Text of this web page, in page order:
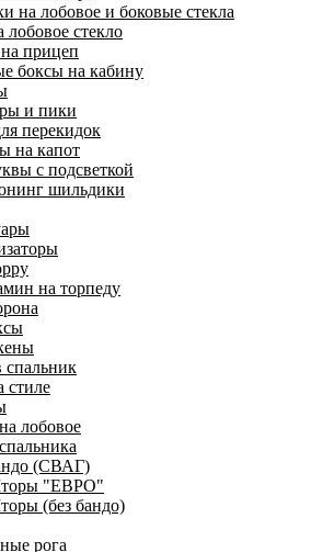
на лобовое и боковые стекла
лобовое стекло
прицеп
боксы на кабину
и пики
перекидок
на капот
с подсветкой
шильдики
на торпеду
стиле
лобовое
(СВАГ)
"ЕВРО"
(без бандо)
рога